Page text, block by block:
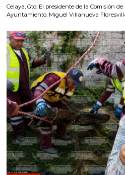
Celaya, Gto; El presidente de la Comisión
Ayuntamiento, Miguel Villanueva